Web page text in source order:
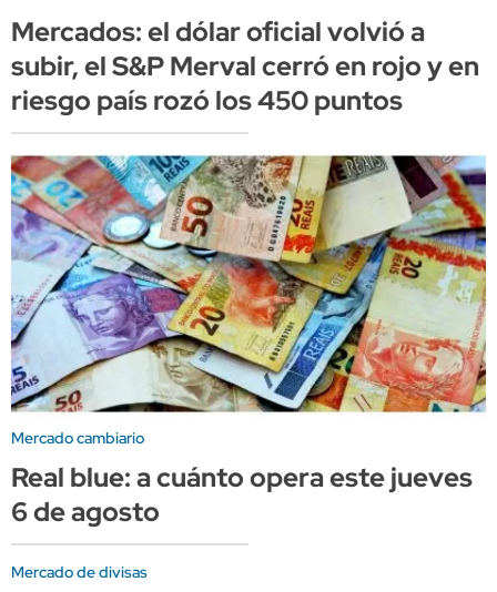
Mercados: el dólar oficial volvió a
subir, el S&P Merval cerró en rojo y en
riesgo país rozó los 450 puntos
Mercado cambiario
Real blue: a cuánto opera este jueves
6 de agosto
Mercado de divisas